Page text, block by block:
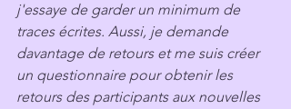
j'essaye de garder un minimum de
traces écrites. Aussi, je demande
davantage de retours et me suis créer
un questionnaire pour obtenir les
retours des participants aux nouvelles